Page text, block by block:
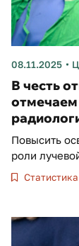
08.11.2025
В честь
Повысить
роли